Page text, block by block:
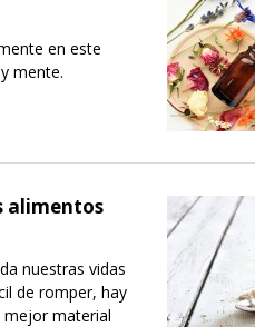
en este
mente.
alimentos
nuestras vidas
de romper, hay
mejor material